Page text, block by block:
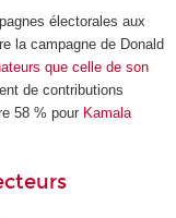
électorales aux
la campagne de Donald
que celle de son
de contributions
58 % pour Kamala